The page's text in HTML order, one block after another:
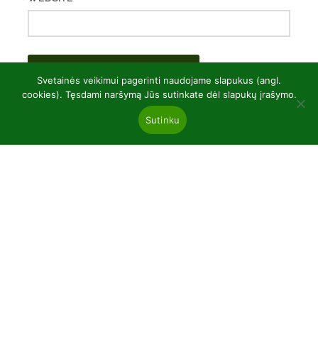
Svetainės veikimui pagerinti naudojame slapukus (angl.
cookies). Tęsdami naršymą Jūs sutinkate dėl slapukų įrašymo.
Sutinku